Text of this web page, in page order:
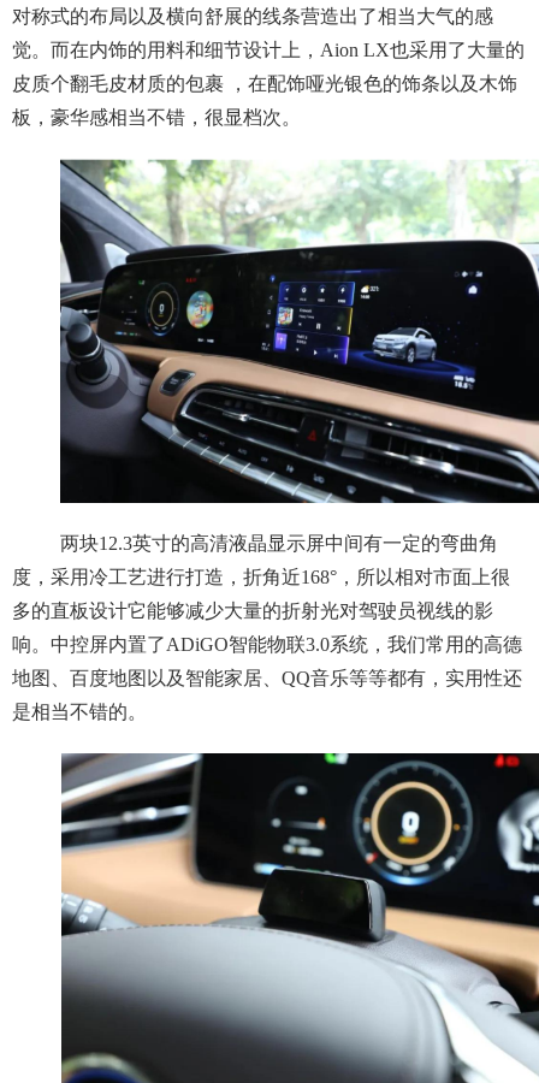
对称式的布局以及横向舒展的线条营造出了相当大气的感
觉。而在内饰的用料和细节设计上，Aion LX也采用了大量的
皮质个翻毛皮材质的包裹 ，在配饰哑光银色的饰条以及木饰
板，豪华感相当不错，很显档次。
两块12.3英寸的高清液晶显示屏中间有一定的弯曲角
度，采用冷工艺进行打造，折角近168°，所以相对市面上很
多的直板设计它能够减少大量的折射光对驾驶员视线的影
响。中控屏内置了ADiGO智能物联3.0系统，我们常用的高德
地图、百度地图以及智能家居、QQ音乐等等都有，实用性还
是相当不错的。